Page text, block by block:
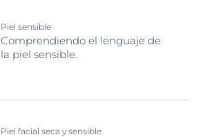
Piel sensible
Comprendiendo el lenguaje de
la piel sensible.
Piel facial seca y sensible